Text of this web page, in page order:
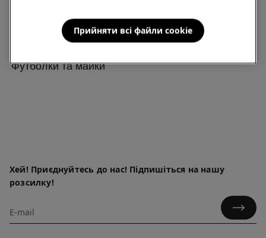
Футболки та майки
Хей! Приєднуйтесь до нас! Підпишіться на нашу
розсилку!
Прийняти всі файли сookie